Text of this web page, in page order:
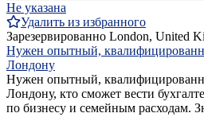
Не указана
Удалить из избранного
Зарезервированно London, United
Нужен опытный,
Лондону
Нужен опытный,
Лондону, кто сможет вести
по бизнесу и семейным расходам.